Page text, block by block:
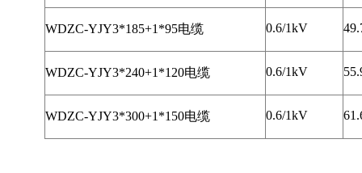
WDZC-YJY3*185+1*95电缆 0.6/1kV
WDZC-YJY3*240+1*120电缆 0.6/1kV
WDZC-YJY3*300+1*150电缆 0.6/1kV